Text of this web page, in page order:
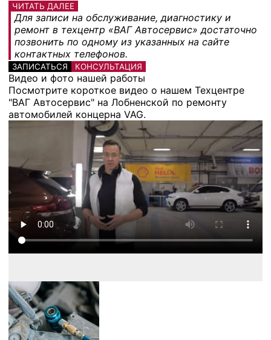
ЧИТАТЬ ДАЛЕЕ
Для записи на обслуживание, диагностику и
ремонт в техцентр «ВАГ Автосервис» достаточно
позвонить по одному из указанных на сайте
контактных телефонов.
ЗАПИСАТЬСЯ КОНСУЛЬТАЦИЯ
Видео и фото нашей работы
Посмотрите короткое видео о нашем Техцентре
"ВАГ Автосервис" на Лобненской по ремонту
автомобилей концерна VAG.